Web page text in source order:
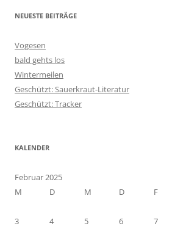
NEUESTE BEITRÄGE
Vogesen
bald gehts los
Wintermeilen
Geschützt: Sauerkraut-Literatur
Geschützt: Tracker
KALENDER
Februar 2025
M
D M D F
3
4 5 6 7